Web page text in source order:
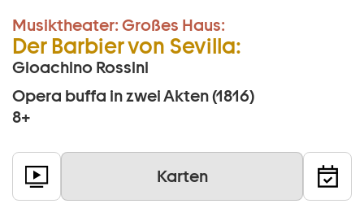
Musiktheater: Großes Haus:
Der Barbier von Sevilla:
Gioachino Rossini
Opera buffa in zwei Akten (1816)
8+
Karten